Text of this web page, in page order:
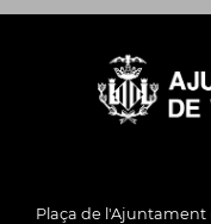
Plaça de l'Ajuntament